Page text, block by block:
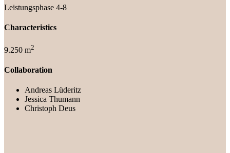
Leistungsphase 4-8
Characteristics
9.250 m2
Collaboration
Andreas Lüderitz
Jessica Thumann
Christoph Deus